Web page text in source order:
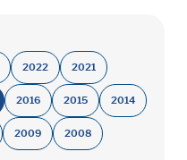
2022 2021
2016 2015 2014
2009 2008